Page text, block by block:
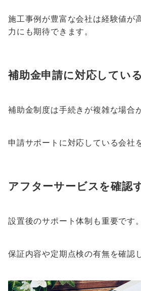
施工事例が豊富な会社は経験値が
力にも期待できます。
補助金申請に対応してい
補助金制度は手続きが複雑な場合
申請サポートに対応している会社
アフターサービスを確認
設置後のサポート体制も重要です。
保証内容や定期点検の有無を確認